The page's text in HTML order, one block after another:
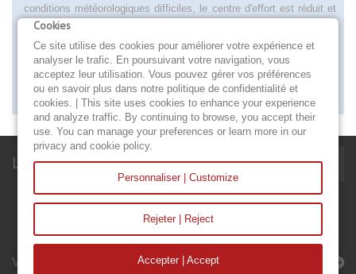
conditions météorologiques difficiles, le centre d'effort est réduit et
diminue la gîte. Les surfaces des tourmentins qui vous sont offerts
varient en fonction de la taille de votre voilier. Il est prudent de bien
vérifier les conditions d'assurance du bateau car de nombreuses
compagnies d'assurance maritime ne couvrent pas les dommages
causés par des vents violents en cas d'absence de tourmentin à
bord.
Lettre d'informations
Voiles & Accessoires
Cookies
Ce site utilise des cookies pour améliorer votre expérience et
analyser le trafic. En poursuivant votre navigation, vous
acceptez leur utilisation. Vous pouvez gérer vos préférences
ou en savoir plus dans notre politique de confidentialité et
cookies. | This site uses cookies to enhance your experience
and analyze traffic. By continuing to browse, you accept their
use. You can manage your preferences or learn more in our
privacy and cookie policy.
Personnaliser | Customize
Rejeter | Reject
Accepter | Accept